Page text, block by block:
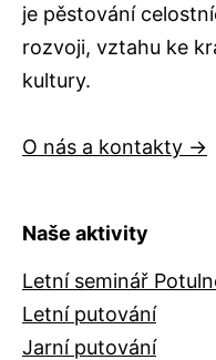
je pěstování
rozvoji, vztahu ke
kultury.
O nás a kontakty →
Naše aktivity
Letní seminář
Letní putování
Jarní putování